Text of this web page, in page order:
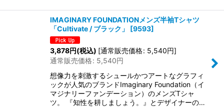
IMAGINARY FOUNDATIONメンズ半袖Tシャツ
「Cultivate / ブラック」
[9593]
3,878円(税込) [通常販売価格: 5,540円]
通常販売価格: 5,540円
想像力を刺激するシュールかつアートなグラフィ
ックが人気のブランドImaginary Foundation（イ
マジナリーファンデーション）のメンズTシャ
ツ。 『知性を耕しましょう。』とデザイナーの…